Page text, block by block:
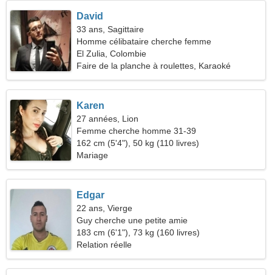
David
33 ans, Sagittaire
Homme célibataire cherche femme
El Zulia, Colombie
Faire de la planche à roulettes, Karaoké
Karen
27 années, Lion
Femme cherche homme 31-39
162 cm (5'4"), 50 kg (110 livres)
Mariage
Edgar
22 ans, Vierge
Guy cherche une petite amie
183 cm (6'1"), 73 kg (160 livres)
Relation réelle